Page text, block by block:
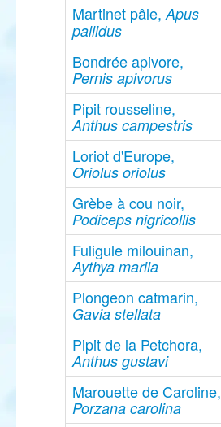
Martinet pâle,Apus
pallidus
Bondrée apivore,
Pernis apivorus
Pipit rousseline,
Anthus campestris
Loriot d'Europe,
Oriolus oriolus
Grèbe à cou noir,
Podiceps nigricollis
Fuligule milouinan,
Aythya marila
Plongeon catmarin,
Gavia stellata
Pipit de la Petchora,
Anthus gustavi
Marouette de Caroline,
Porzana carolina